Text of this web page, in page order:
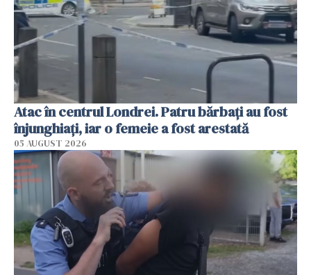
Atac în centrul Londrei. Patru bărbați au fost
înjunghiați, iar o femeie a fost arestată
05 AUGUST 2026